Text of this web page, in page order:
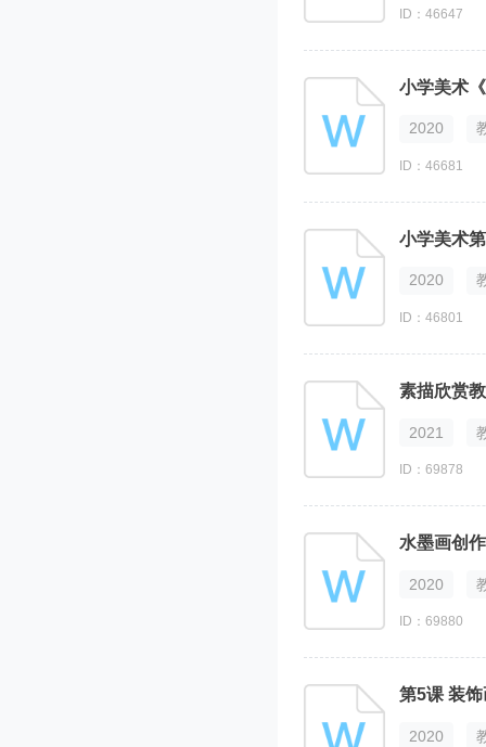
ID：46647
小学美术
2020
ID：46681
小学美术
2020
ID：46801
素描欣赏
2021
ID：69878
水墨画创
2020
ID：69880
第5课 装饰
2020